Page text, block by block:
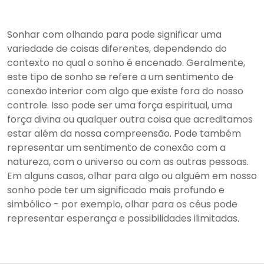
Sonhar com olhando para pode significar uma
variedade de coisas diferentes, dependendo do
contexto no qual o sonho é encenado. Geralmente,
este tipo de sonho se refere a um sentimento de
conexão interior com algo que existe fora do nosso
controle. Isso pode ser uma força espiritual, uma
força divina ou qualquer outra coisa que acreditamos
estar além da nossa compreensão. Pode também
representar um sentimento de conexão com a
natureza, com o universo ou com as outras pessoas.
Em alguns casos, olhar para algo ou alguém em nosso
sonho pode ter um significado mais profundo e
simbólico - por exemplo, olhar para os céus pode
representar esperança e possibilidades ilimitadas.